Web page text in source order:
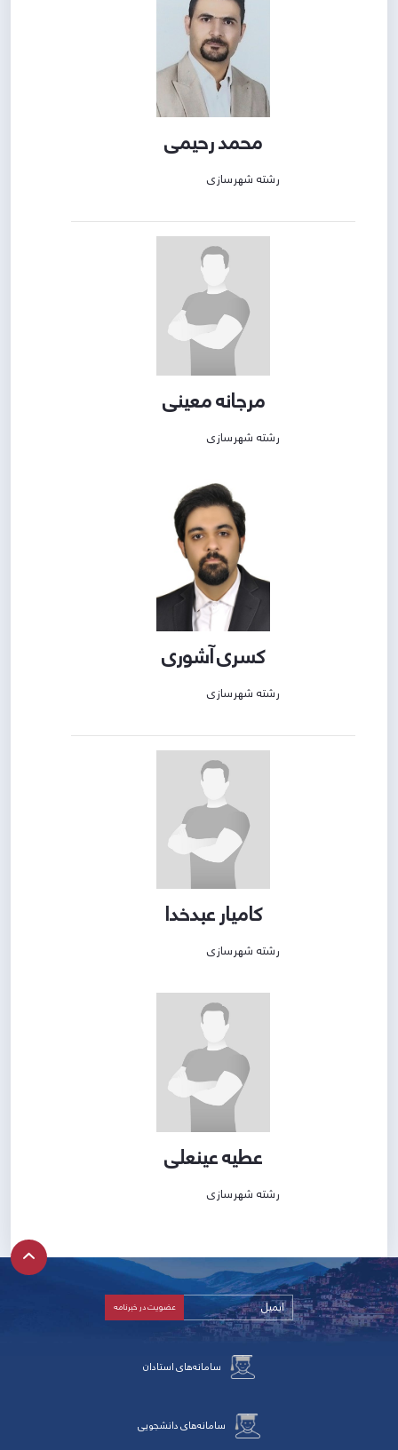
محمد رحیمی
رشته شهرسازی
مرجانه معینی
رشته شهرسازی
کسری آشوری
رشته شهرسازی
کامیار عبدخدا
رشته شهرسازی
عطیه عینعلی
رشته شهرسازی
سامانه‌های استادان
سامانه‌های دانشجویی